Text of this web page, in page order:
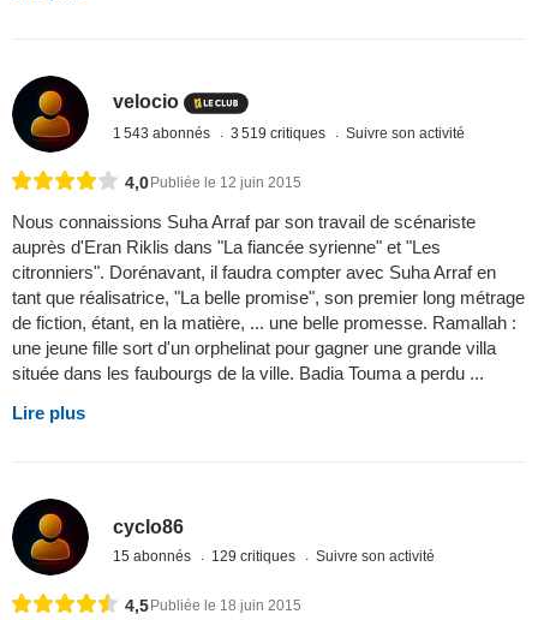
velocio
1 543 abonnés 3 519 critiques Suivre son activité
4,0 Publiée le 12 juin 2015
Nous connaissions Suha Arraf par son travail de scénariste
auprès d'Eran Riklis dans "La fiancée syrienne" et "Les
citronniers". Dorénavant, il faudra compter avec Suha Arraf en
tant que réalisatrice, "La belle promise", son premier long métrage
de fiction, étant, en la matière, ... une belle promesse. Ramallah :
une jeune fille sort d'un orphelinat pour gagner une grande villa
située dans les faubourgs de la ville. Badia Touma a perdu ...
Lire plus
cyclo86
15 abonnés 129 critiques Suivre son activité
4,5 Publiée le 18 juin 2015